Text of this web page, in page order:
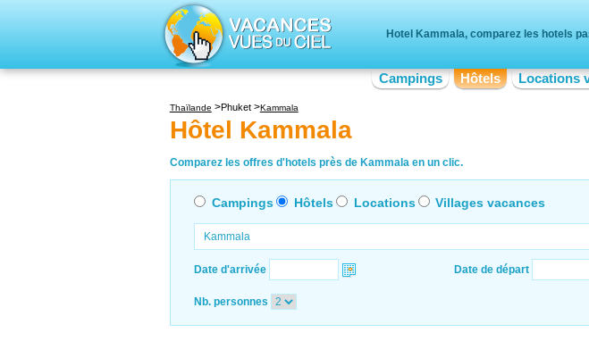
Hotel Kammala, comparez les hotels
Campings Hôtels Locations
Thaïlande Phuket Kammala
Hôtel Kammala
Comparez les offres d'hotels près de Kammala en un clic.
Campings Hôtels Locations Villages vacances
Date d'arrivée Date de départ
Nb. personnes